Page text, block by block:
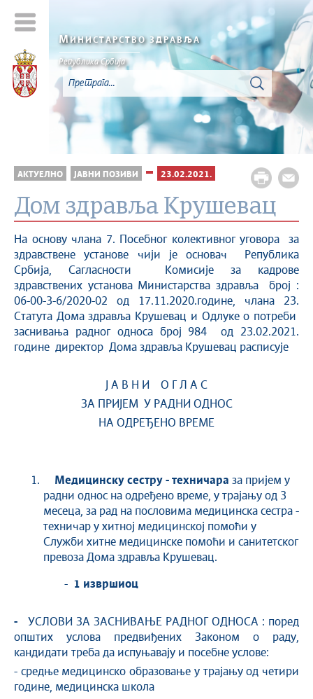
МИНИСТАРСТВО ЗДРАВЉА
Република Србија
АКТУЕЛНО ЈАВНИ ПОЗИВИ 23.02.2021.
Дом здравља Крушевац
На основу члана 7. Посебног колективног уговора за
здравствене установе чији је основач Република
Србија, Сагласности Комисије за кадрове
здравствених установа Министарства здравља број :
06-00-3-6/2020-02 од 17.11.2020.године, члана 23.
Статута Дома здравља Крушевац и Одлуке о потреби
заснивања радног односа број 984 од 23.02.2021.
године директор Дома здравља Крушевац расписује
Ј А В Н И О Г Л А С
ЗА ПРИЈЕМ У РАДНИ ОДНОС
НА ОДРЕЂЕНО ВРЕМЕ
Медицинску сестру - техничара за пријем у
радни однос на одређено време, у трајању од 3
месеца, за рад на пословима медицинска сестра -
техничар у хитној медицинској помоћи у
Служби хитне медицинске помоћи и санитетског
превоза Дома здравља Крушевац.
- 1 извршиоц
-
УСЛОВИ ЗА ЗАСНИВАЊЕ РАДНОГ ОДНОСА : поред
општих услова предвиђених Законом о раду,
кандидати треба да испуњавају и посебне услове:
- средње медицинско образовање у трајању од четири
године, медицинска школа